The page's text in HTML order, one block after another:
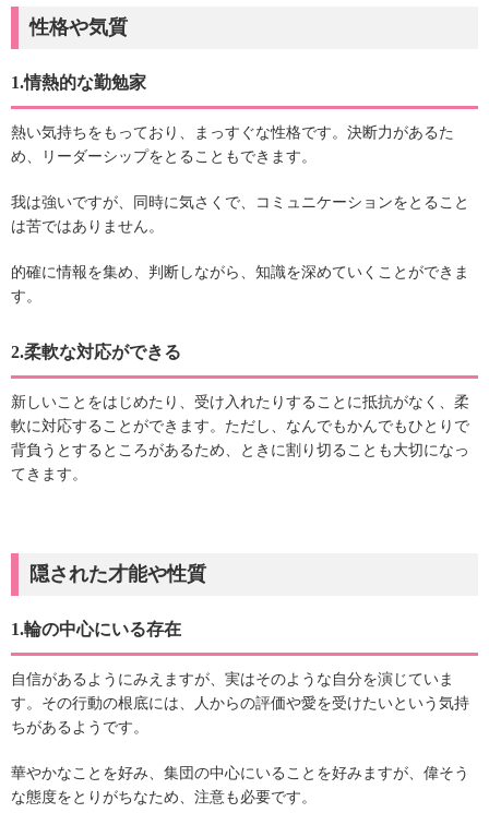
性格や気質
1.情熱的な勤勉家
熱い気持ちをもっており、まっすぐな性格です。決断力があるた
め、リーダーシップをとることもできます。
我は強いですが、同時に気さくで、コミュニケーションをとること
は苦ではありません。
的確に情報を集め、判断しながら、知識を深めていくことができま
す。
2.柔軟な対応ができる
新しいことをはじめたり、受け入れたりすることに抵抗がなく、柔
軟に対応することができます。ただし、なんでもかんでもひとりで
背負うとするところがあるため、ときに割り切ることも大切になっ
てきます。
隠された才能や性質
1.輪の中心にいる存在
自信があるようにみえますが、実はそのような自分を演じていま
す。その行動の根底には、人からの評価や愛を受けたいという気持
ちがあるようです。
華やかなことを好み、集団の中心にいることを好みますが、偉そう
な態度をとりがちなため、注意も必要です。